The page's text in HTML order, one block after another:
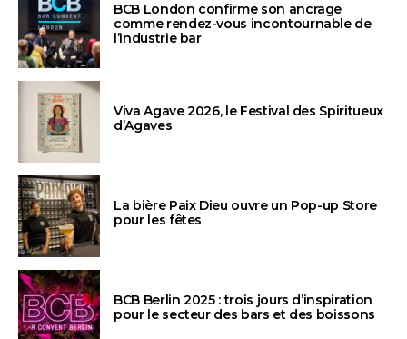
BCB London confirme son ancrage
comme rendez-vous incontournable de
l’industrie bar
Viva Agave 2026, le Festival des Spiritueux
d’Agaves
La bière Paix Dieu ouvre un Pop-up Store
pour les fêtes
BCB Berlin 2025 : trois jours d’inspiration
pour le secteur des bars et des boissons